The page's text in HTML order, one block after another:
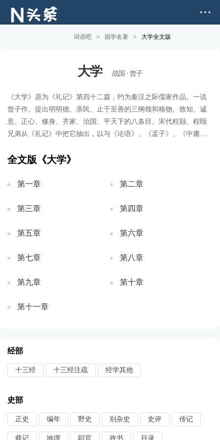
词语吧 > 国学名著 > 大学全文版
大学 战国 · 曾子
《大学》原为《礼记》第四十二篇，约为秦汉之际儒家作品。一说
曾子作。提出明明德、亲民、止于至善的三纲领和格物、致知、诚
意、正心、修身、齐家、治国、平天下的八条目。宋代程颢、程颐
兄弟从《礼记》中把它抽出，以与《论语》、《孟子》、《中庸》
注》，将它和《中庸》、《论语》、《孟子》合为“四书”。
全文版《大学》
第一章 第二章
第三章 第四章
第五章 第六章
第七章 第八章
第九章 第十章
第十一章
经部
十三经 十三经注疏 经学其他
史部
正史 编年 野史 别杂史 史评 传记
载记 地理 职官 政书 目录